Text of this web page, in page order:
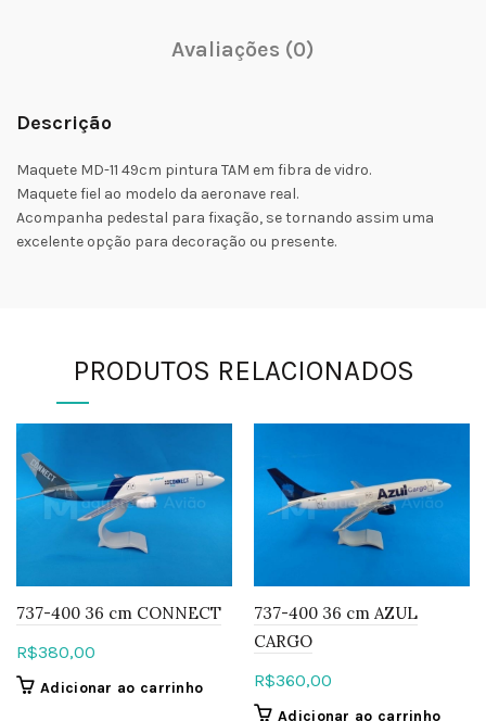
Avaliações (0)
Descrição
Maquete MD-11 49cm pintura TAM em fibra de vidro.
Maquete fiel ao modelo da aeronave real.
Acompanha pedestal para fixação, se tornando assim uma
excelente opção para decoração ou presente.
PRODUTOS RELACIONADOS
737-400 36 cm CONNECT
R$380,00
Adicionar ao carrinho
737-400 36 cm AZUL
CARGO
R$360,00
Adicionar ao carrinho